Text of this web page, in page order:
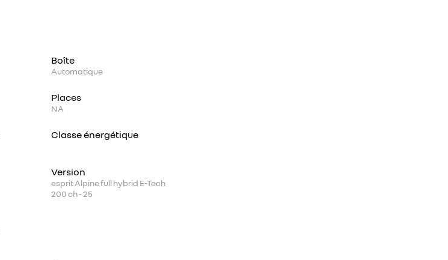
Boîte
Automatique
Places
NA
Classe énergétique
Version
esprit Alpine full hybrid E-Tech
200 ch - 25